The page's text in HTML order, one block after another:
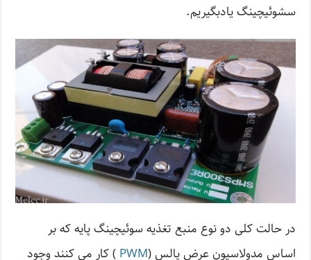
سشوئیچینگ یادبگیریم.
در حالت کلی دو نوع منبع تغذیه سوئیچینگ پایه که بر
اساس مدولاسیون عرض پالس (PWM ) کار می کنند وجود